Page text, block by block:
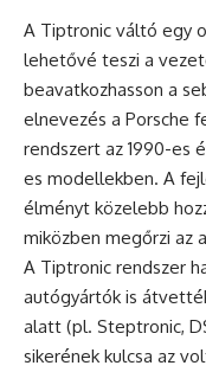
A Tiptronic váltó egy
lehetővé teszi a
beavatkozhasson a
elnevezés a Porsche
rendszert az 1990-es
es modellekben. A
élményt közelebb
miközben megőrzi az
A Tiptronic rendszer
autógyártók is
alatt (pl. Steptronic,
sikerének kulcsa az